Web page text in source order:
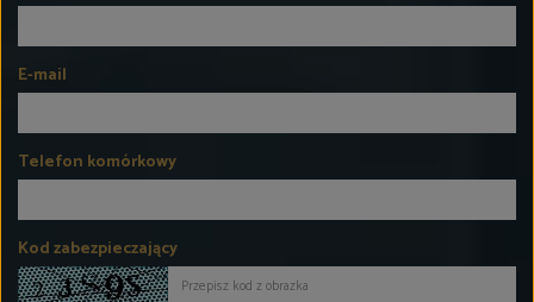
E-mail
Telefon komórkowy
Kod zabezpieczający